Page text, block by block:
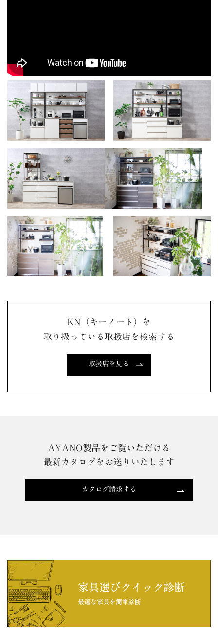
KN（キーノート）を
取り扱っている取扱店を検索する
取扱店を見る
AYANO製品をご覧いただける
最新カタログをお送りいたします
カタログ請求する